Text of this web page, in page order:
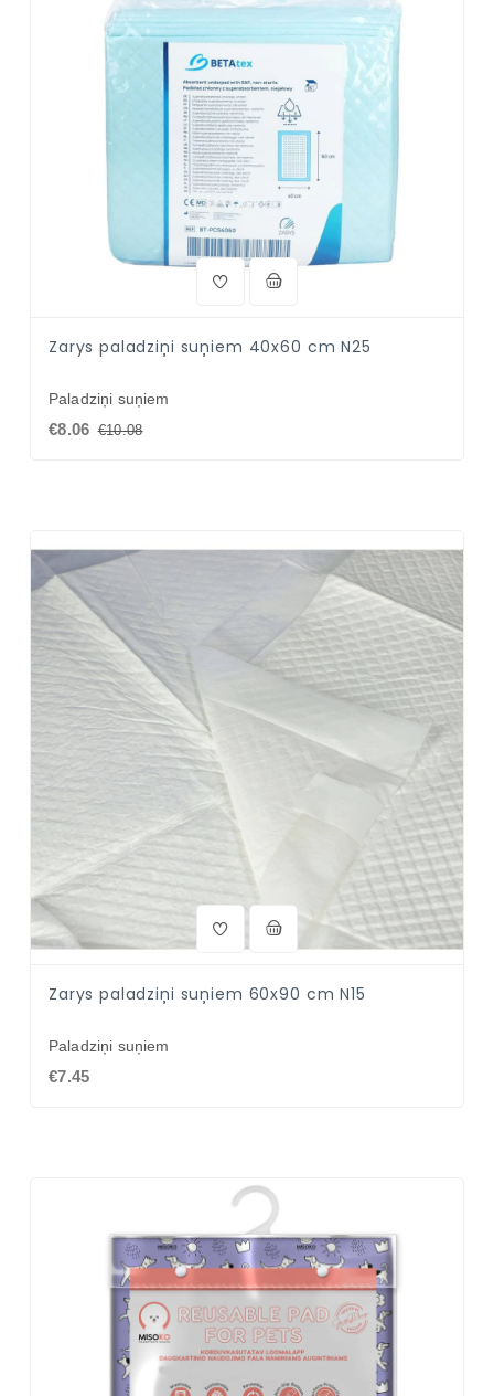
Zarys paladziņi suņiem 40x60 cm N25
Paladziņi suņiem
€8.06 €10.08
Zarys paladziņi suņiem 60x90 cm N15
Paladziņi suņiem
€7.45